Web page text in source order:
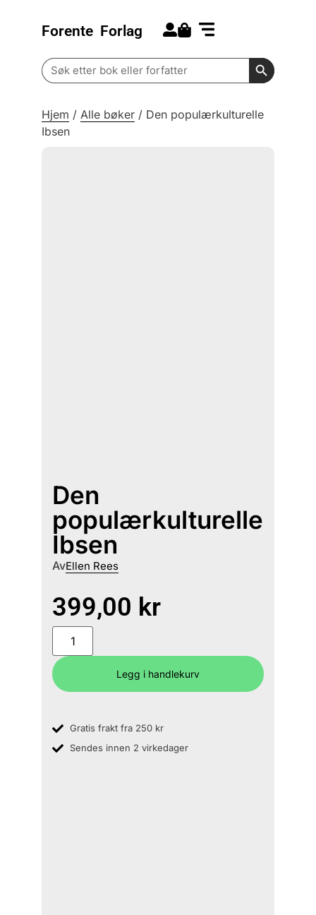
Forente Forlag
Search
for:
Search
Hjem / Alle bøker / Den populærkulturelle
Ibsen
Den
populærkulturelle
Ibsen
AvEllen Rees
399,00 kr
Legg i handlekurv
Gratis frakt fra 250 kr
Sendes innen 2 virkedager